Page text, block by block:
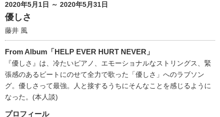
2020年5月1日 ～ 2020年5月31日
優しさ
藤井 風
From Album「HELP EVER HURT NEVER」
『優しさ』は、冷たいピアノ、エモーショナルなストリングス、緊
張感のあるビートにのせて全力で歌った「優しさ」へのラブソン
グ。優しさって最強。人と接するうちにそんなことを感じるように
なった。(本人談)
プロフィール